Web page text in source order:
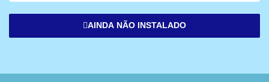
AINDA NÃO INSTALADO